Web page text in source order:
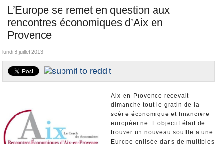
Ministères/Directions
Blog
Elections européennes
L’Europe se remet en question aux
rencontres économiques d’Aix en
Provence
Polémiques
Où va l’argent?
Elections européennes
lundi 8 juillet 2013
Aix-en-Provence recevait
dimanche tout le gratin de la
scène économique et financière
européenne. L’objectif était de
trouver un nouveau souffle à une
Europe enlisée dans de multiples